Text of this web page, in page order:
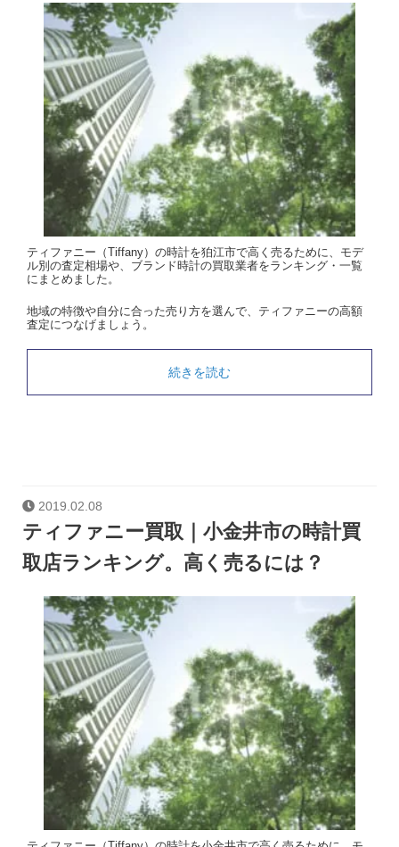
ティファニー（Tiffany）の時計を狛江市で高く売るために、モデ
ル別の査定相場や、ブランド時計の買取業者をランキング・一覧
にまとめました。
地域の特徴や自分に合った売り方を選んで、ティファニーの高額
査定につなげましょう。
続きを読む
2019.02.08
ティファニー買取｜小金井市の時計買
取店ランキング。高く売るには？